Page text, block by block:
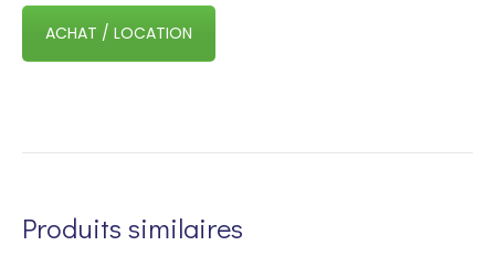
ACHAT / LOCATION
Produits similaires